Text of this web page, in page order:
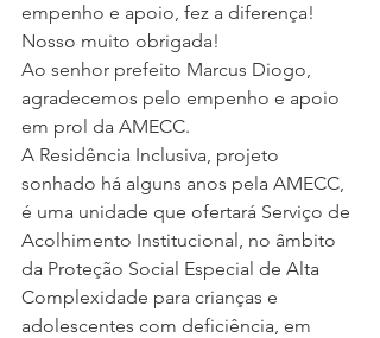
empenho e apoio, fez a diferença!
Nosso muito obrigada!
Ao senhor prefeito Marcus Diogo,
agradecemos pelo empenho e apoio
em prol da AMECC.
A Residência Inclusiva, projeto
sonhado há alguns anos pela AMECC,
é uma unidade que ofertará Serviço de
Acolhimento Institucional, no âmbito
da Proteção Social Especial de Alta
Complexidade para crianças e
adolescentes com deficiência, em